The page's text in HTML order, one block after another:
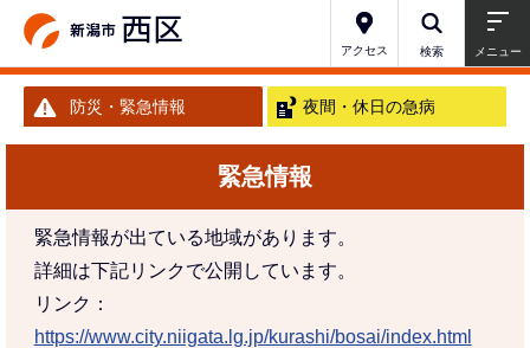
ジ
先
アクセス 検索 メニュー
防災・緊急情報 夜間・休日の急病
緊急情報
緊急情報が出ている地域があります。
詳細は下記リンクで公開しています。
リンク：
https://www.city.niigata.lg.jp/kurashi/bosai/index.html